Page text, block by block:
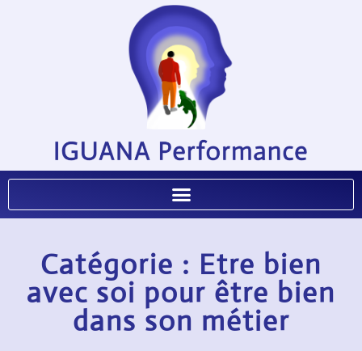
Catégorie : Etre bien
avec soi pour être bien
dans son métier